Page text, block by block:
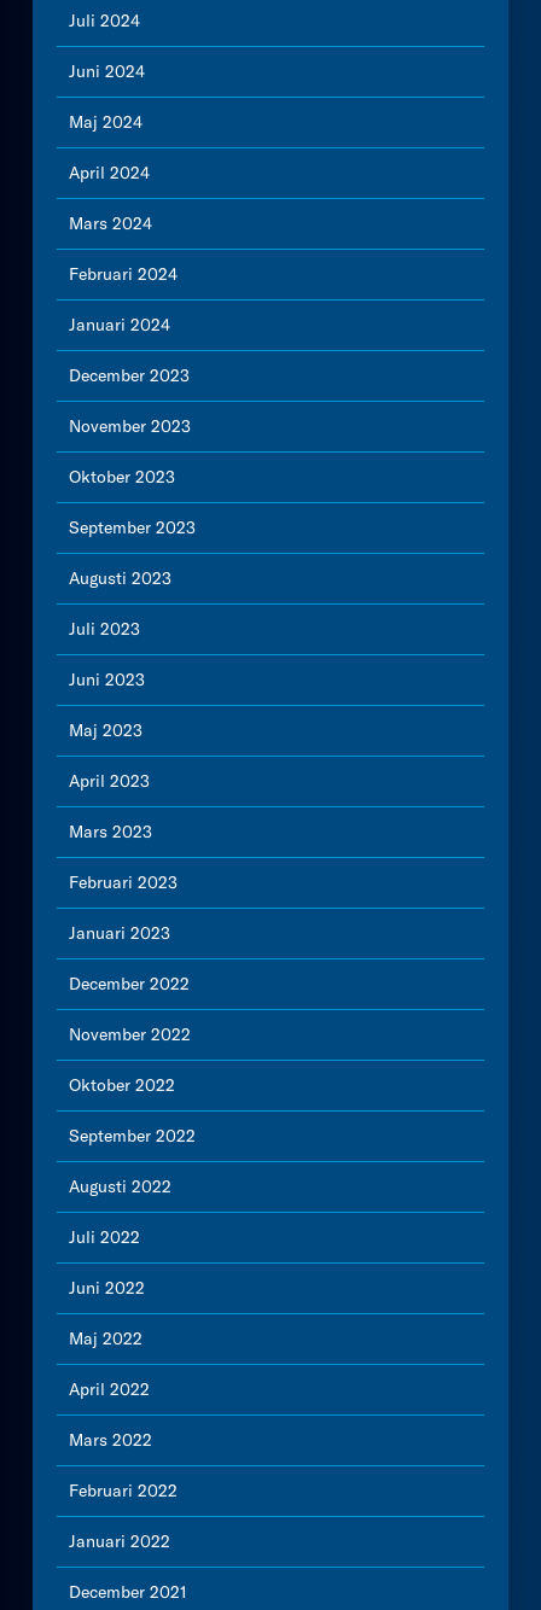
Juli 2024
Juni 2024
Maj 2024
April 2024
Mars 2024
Februari 2024
Januari 2024
December 2023
November 2023
Oktober 2023
September 2023
Augusti 2023
Juli 2023
Juni 2023
Maj 2023
April 2023
Mars 2023
Februari 2023
Januari 2023
December 2022
November 2022
Oktober 2022
September 2022
Augusti 2022
Juli 2022
Juni 2022
Maj 2022
April 2022
Mars 2022
Februari 2022
Januari 2022
December 2021